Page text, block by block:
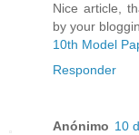
Nice article,
by your
10th Model
Responder
Anónimo 10